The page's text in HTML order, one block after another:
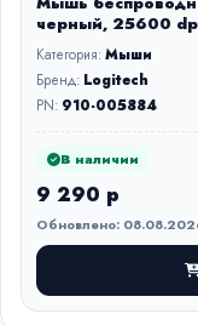
черный, 25600
Категория:Мыши
Бренд: Logitech
PN: 910-005884
В наличии
9 290 р
Обновлено: